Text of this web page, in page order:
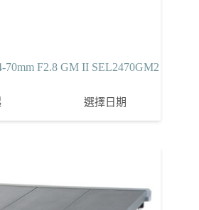
70mm F2.8 GM II SEL2470GM2
選擇日期